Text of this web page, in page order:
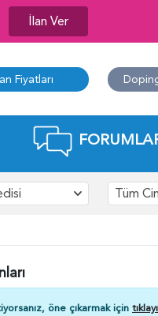
İlan Ver
Fiyatları
Tüm
öne çıkarmak için